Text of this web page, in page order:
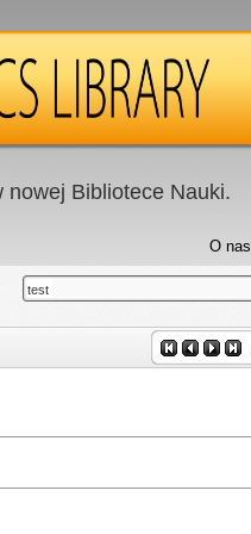
nowej Bibliotece Nauki.
O nas
test